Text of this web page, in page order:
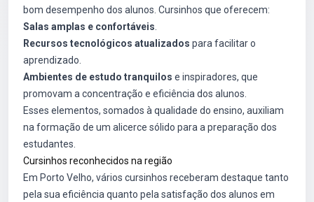
bom desempenho dos alunos. Cursinhos que oferecem:
Salas amplas e confortáveis
Recursos tecnológicos atualizados para facilitar o
aprendizado.
Ambientes de estudo tranquilos e inspiradores, que
promovam a concentração e eficiência dos alunos.
Esses elementos, somados à qualidade do ensino, auxiliam
na formação de um alicerce sólido para a preparação dos
estudantes.
Cursinhos reconhecidos na região
Em Porto Velho, vários cursinhos receberam destaque tanto
pela sua eficiência quanto pela satisfação dos alunos em